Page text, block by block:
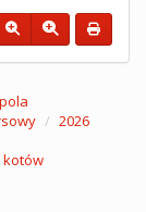
2026